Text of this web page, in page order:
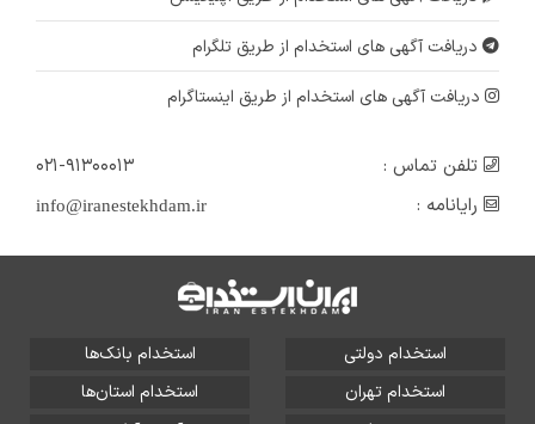
دریافت آگهی های استخدام از طریق تلگرام
دریافت آگهی های استخدام از طریق اینستاگرام
تلفن تماس :
۰۲۱-۹۱۳۰۰۰۱۳
رایانامه :
info@iranestekhdam.ir
استخدام دولتی
استخدام بانک‌ها
استخدام تهران
استخدام استان‌ها